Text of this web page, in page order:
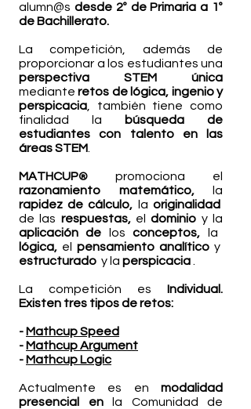
alumn@s desde 2º de Primaria a 1º
de Bachillerato.
La competición, además de
proporcionar a los estudiantes una
perspectiva STEM única
medianteretos de lógica, ingenio y
perspicacia , también tiene como
finalidad la búsqueda de
estudiantes con talento en las
áreas STEM
MATHCUP® promociona el
razonamiento matemático,la
rapidez de cálculo,
la originalidad
de las respuestas, eldominio y la
aplicación de
los conceptos,
la
lógica, el pensamiento analítico y
estructurado y la perspicacia
La competición es Individual.
Existen tres tipos de retos:
- Mathcup Speed
- Mathcup Argument
- Mathcup Logic
Actualmente es en modalidad
presencial en
la Comunidad de